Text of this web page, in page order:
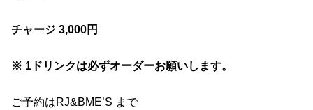
チャージ 3,000円
※ 1ドリンクは必ずオーダーお願いします。
ご予約はRJ&BME’S まで